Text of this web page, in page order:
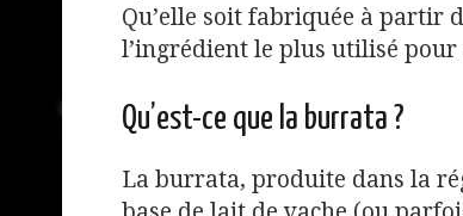
Qu’elle soit fabriquée à partir
l’ingrédient le plus utilisé
Qu’est-ce que la burrata ?
La burrata, produite dans la